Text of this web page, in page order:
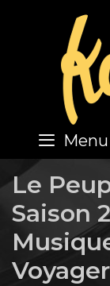
content
Menu
Le
Saison
Voyager